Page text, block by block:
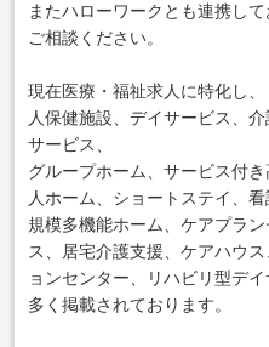
またハローワークとも連携し
ご相談ください。
現在医療・福祉求人に特化し
人保健施設、デイサービス、
サービス、
グループホーム、サービス付
人ホーム、ショートステイ、
規模多機能ホーム、ケアプラ
ス、居宅介護支援、ケアハウ
ョンセンター、リハビリ型デ
多く掲載されております。